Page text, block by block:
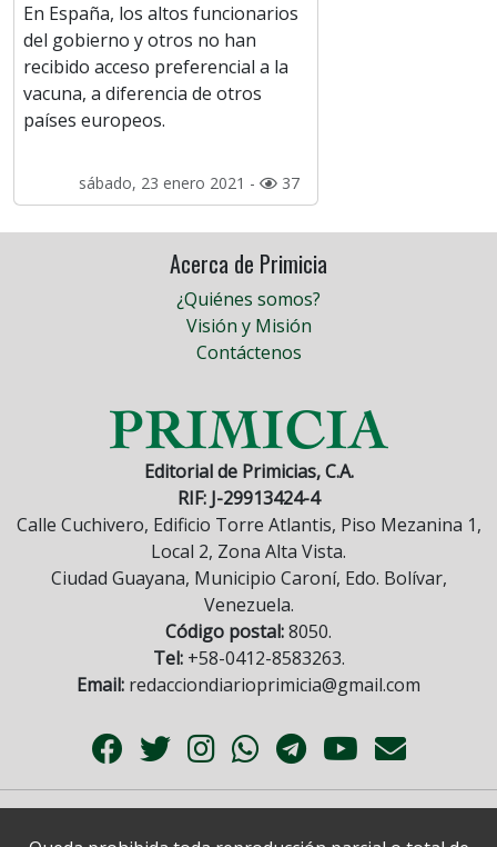
En España, los altos funcionarios
del gobierno y otros no han
recibido acceso preferencial a la
vacuna, a diferencia de otros
países europeos.
sábado, 23 enero 2021 - 37
Acerca de Primicia
¿Quiénes somos?
Visión y Misión
Contáctenos
Editorial de Primicias, C.A.
RIF: J-29913424-4
Calle Cuchivero, Edificio Torre Atlantis, Piso Mezanina 1,
Local 2, Zona Alta Vista.
Ciudad Guayana, Municipio Caroní, Edo. Bolívar,
Venezuela.
Código postal:8050.
Tel:+58-0412-8583263.
Email: redacciondiarioprimicia@gmail.com